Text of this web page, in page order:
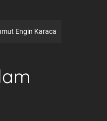
Engin Karaca